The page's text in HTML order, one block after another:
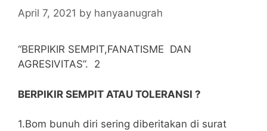
April 7, 2021 by hanyaanugrah
“BERPIKIR SEMPIT,FANATISME DAN
AGRESIVITAS”. 2
BERPIKIR SEMPIT ATAU TOLERANSI ?
1.Bom bunuh diri sering diberitakan di surat